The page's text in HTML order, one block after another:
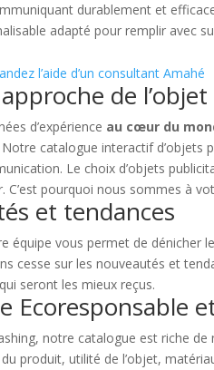
durablement et
adapté pour remplir avec
l’aide d’un consultant Amahé
de
d’expérience au cœur du
catalogue interactif d’objets
Le choix d’objets
C’est pourquoi nous sommes à
et tendances
équipe vous permet de dénicher
cesse sur les nouveautés et
seront les mieux reçus.
Ecoresponsable
notre catalogue est riche
produit, utilité de l’objet,